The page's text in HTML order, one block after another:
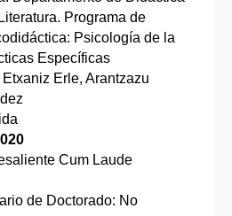
Programa de
Psicología de la
Específicas
Erle, Arantzazu
Cum Laude
de Doctorado: No